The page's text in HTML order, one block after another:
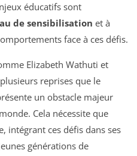
éducatifs sont
de sensibilisation et à
face à ces défis.
Elizabeth Wathuti et
reprises que le
un obstacle majeur
Cela nécessite que
intégrant ces défis dans ses
générations de